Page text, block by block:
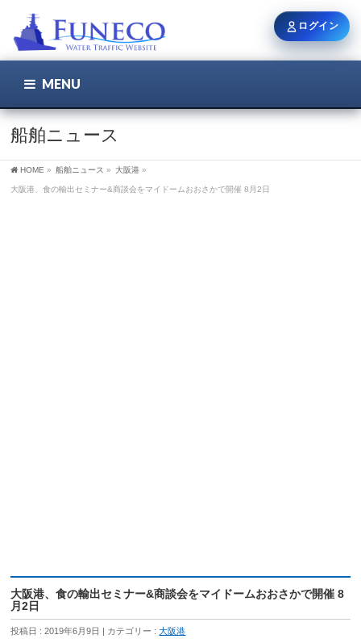
MENU
船舶ニュース
HOME » 船舶ニュース » 大阪港 »
大阪港、食の輸出セミナー&商談会をマイドームおおさかで開催 8月2日
大阪港、食の輸出セミナー&商談会をマイドームおおさかで開催 8
月2日
投稿日 : 2019年6月9日 カテゴリー :大阪港
ログイン
ユーザー名 / メール